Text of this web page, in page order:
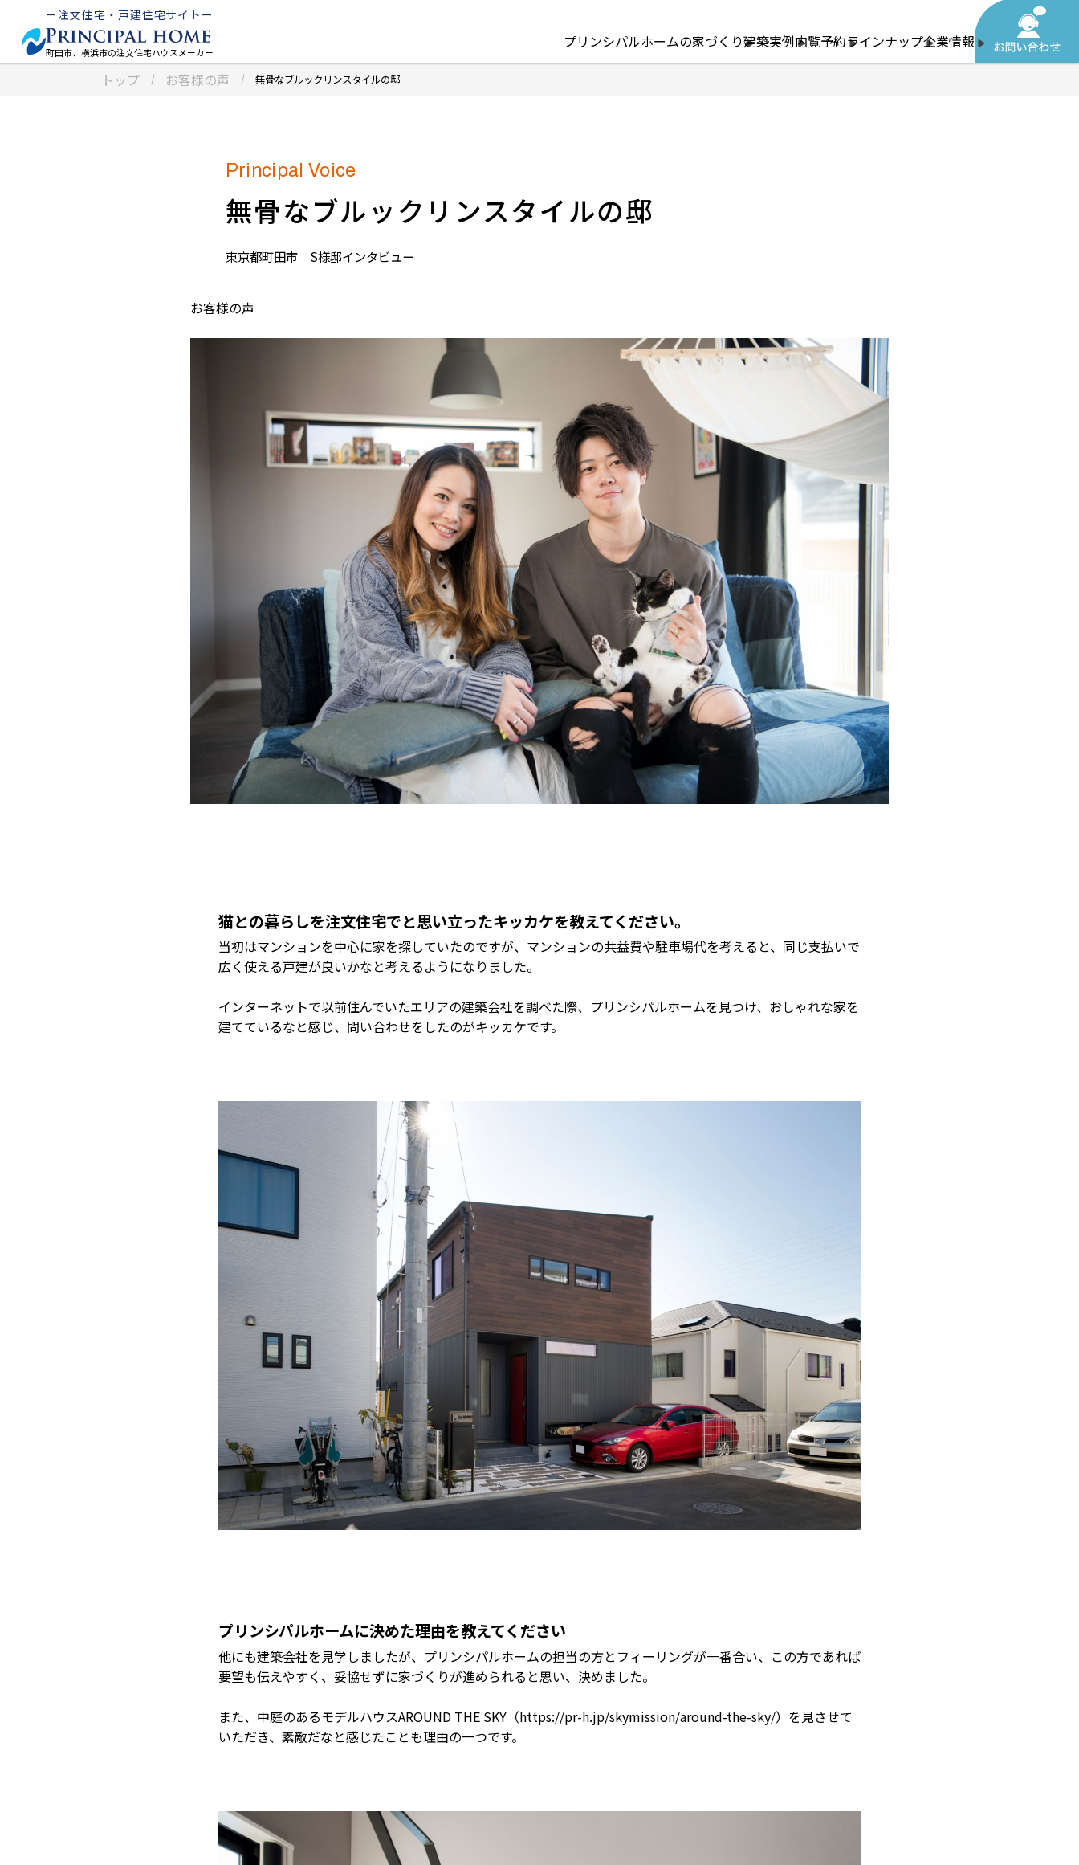
ー注文住宅・戸建住宅サイトー
町田市、横浜市の注文住宅ハウスメーカー
プリンシパルホームの家づくり建築実例内覧予約ラインナップ企業情報
トップ お客様の声 無骨なブルックリンスタイルの邸
無骨なブルックリンスタイルの邸
東京都町田市 S様邸インタビュー
お客様の声
猫との暮らしを注文住宅でと思い立ったキッカケを教えてください。
当初はマンションを中心に家を探していたのですが、マンションの共益費や駐車場代を考えると、同じ支払いで
広く使える戸建が良いかなと考えるようになりました。
インターネットで以前住んでいたエリアの建築会社を調べた際、プリンシパルホームを見つけ、おしゃれな家を
建てているなと感じ、問い合わせをしたのがキッカケです。
プリンシパルホームに決めた理由を教えてください
他にも建築会社を見学しましたが、プリンシパルホームの担当の方とフィーリングが一番合い、この方であれば
要望も伝えやすく、妥協せずに家づくりが進められると思い、決めました。
また、中庭のあるモデルハウスAROUND THE SKY（https://pr-h.jp/skymission/around-the-sky/）を見させて
いただき、素敵だなと感じたことも理由の一つです。